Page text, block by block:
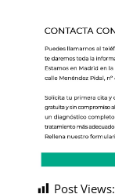
Post Views: